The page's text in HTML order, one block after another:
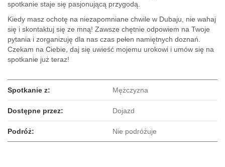
spotkanie staje się pasjonującą przygodą.
Kiedy masz ochotę na niezapomniane chwile w Dubaju, nie wahaj
się i skontaktuj się ze mną! Zawsze chętnie odpowiem na Twoje
pytania i zorganizuję dla nas czas pełen namiętnych doznań.
Czekam na Ciebie, daj się uwieść mojemu urokowi i umów się na
spotkanie już teraz!
Spotkanie z: Mężczyzna
Dostępne przez: Dojazd
Podróż: Nie podróżuje